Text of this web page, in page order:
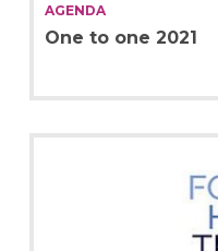
AGENDA
One to one 2021